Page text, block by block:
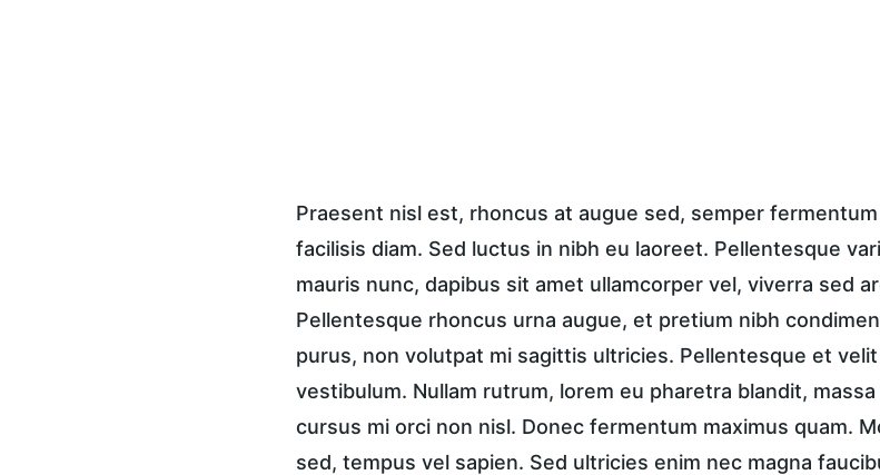
Praesent nisl est, rhoncus at augue sed, semper
facilisis diam. Sed luctus in nibh eu laoreet. Pellentesque
mauris nunc, dapibus sit amet ullamcorper vel, viverra sed
Pellentesque rhoncus urna augue, et pretium nibh
purus, non volutpat mi sagittis ultricies. Pellentesque et
vestibulum. Nullam rutrum, lorem eu pharetra blandit,
cursus mi orci non nisl. Donec fermentum maximus quam.
sed, tempus vel sapien. Sed ultricies enim nec magna